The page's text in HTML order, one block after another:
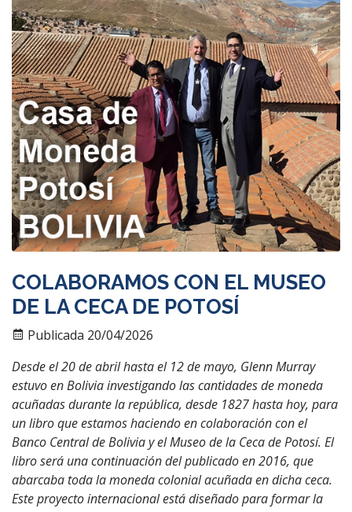
COLABORAMOS CON EL MUSEO
DE LA CECA DE POTOSÍ
Publicada 20/04/2026
Desde el 20 de abril hasta el 12 de mayo, Glenn Murray
estuvo en Bolivia investigando las cantidades de moneda
acuñadas durante la república, desde 1827 hasta hoy, para
un libro que estamos haciendo en colaboración con el
Banco Central de Bolivia y el Museo de la Ceca de Potosí. El
libro será una continuación del publicado en 2016, que
abarcaba toda la moneda colonial acuñada en dicha ceca.
Este proyecto internacional está diseñado para formar la